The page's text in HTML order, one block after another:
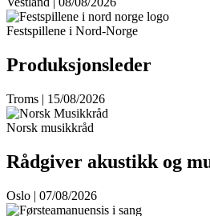
Festspillene i Nord-Norge
Produksjonsleder
Troms | 15/08/2026
Norsk musikkråd
Rådgiver akustikk og
Oslo | 07/08/2026